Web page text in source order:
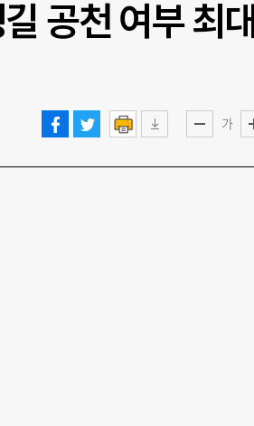
공천 여부 최
가